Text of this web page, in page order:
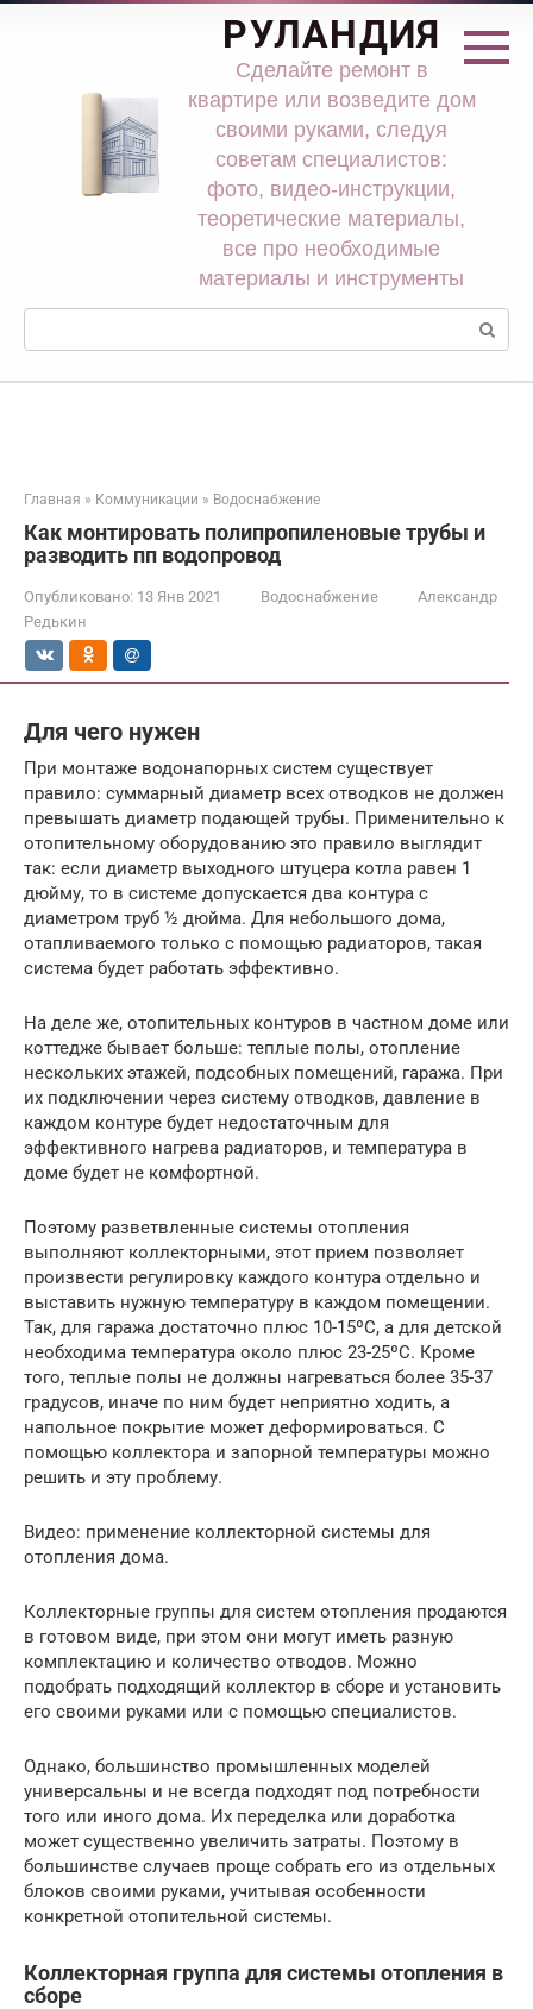
Перейти
РУЛАНДИЯ
Сделайте ремонт в
квартире или возведите дом
своими руками, следуя
советам специалистов:
фото, видео-инструкции,
теоретические материалы,
все про необходимые
материалы и инструменты
Поиск:
Главная » Коммуникации » Водоснабжение
Как монтировать полипропиленовые трубы и
разводить пп водопровод
Опубликовано: 13 Янв 2021 Водоснабжение
Александр
Редькин
Для чего нужен
При монтаже водонапорных систем существует
правило: суммарный диаметр всех отводков не должен
превышать диаметр подающей трубы. Применительно к
отопительному оборудованию это правило выглядит
так: если диаметр выходного штуцера котла равен 1
дюйму, то в системе допускается два контура с
диаметром труб ½ дюйма. Для небольшого дома,
отапливаемого только с помощью радиаторов, такая
система будет работать эффективно.
На деле же, отопительных контуров в частном доме или
коттедже бывает больше: теплые полы, отопление
нескольких этажей, подсобных помещений, гаража. При
их подключении через систему отводков, давление в
каждом контуре будет недостаточным для
эффективного нагрева радиаторов, и температура в
доме будет не комфортной.
Поэтому разветвленные системы отопления
выполняют коллекторными, этот прием позволяет
произвести регулировку каждого контура отдельно и
выставить нужную температуру в каждом помещении.
Так, для гаража достаточно плюс 10-15ºС, а для детской
необходима температура около плюс 23-25ºС. Кроме
того, теплые полы не должны нагреваться более 35-37
градусов, иначе по ним будет неприятно ходить, а
напольное покрытие может деформироваться. С
помощью коллектора и запорной температуры можно
решить и эту проблему.
Видео: применение коллекторной системы для
отопления дома.
Коллекторные группы для систем отопления продаются
в готовом виде, при этом они могут иметь разную
комплектацию и количество отводов. Можно
подобрать подходящий коллектор в сборе и установить
его своими руками или с помощью специалистов.
Однако, большинство промышленных моделей
универсальны и не всегда подходят под потребности
того или иного дома. Их переделка или доработка
может существенно увеличить затраты. Поэтому в
большинстве случаев проще собрать его из отдельных
блоков своими руками, учитывая особенности
конкретной отопительной системы.
Коллекторная группа для системы отопления в
сборе